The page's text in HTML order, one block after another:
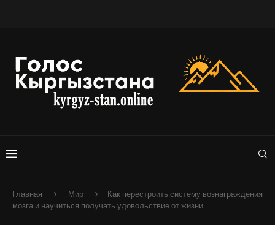
Главная Мир
Как перестроить систему вознаграждения
мозга и научиться получать удовольствие от жизни